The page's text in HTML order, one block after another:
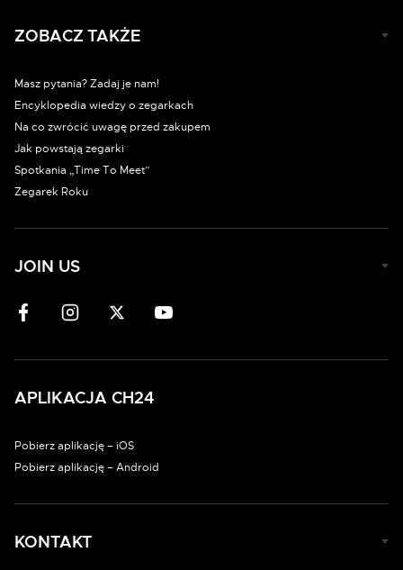
ZOBACZ TAKŻE
Masz pytania? Zadaj je nam!
Encyklopedia wiedzy o zegarkach
Na co zwrócić uwagę przed zakupem
Jak powstają zegarki
Spotkania „Time To Meet”
Zegarek Roku
JOIN US
APLIKACJA CH24
Pobierz aplikację – iOS
Pobierz aplikację – Android
KONTAKT